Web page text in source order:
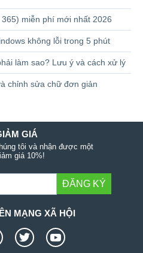
miễn phí mới nhất 2026
không lỗi trong 5 phút
làm sao? Lưu ý và cách xử lý
chỉnh sửa chữ đơn giản
GIÁ
tôi và nhận được một
giá 10%!
ĐĂNG KÝ
MẠNG XÃ HỘI